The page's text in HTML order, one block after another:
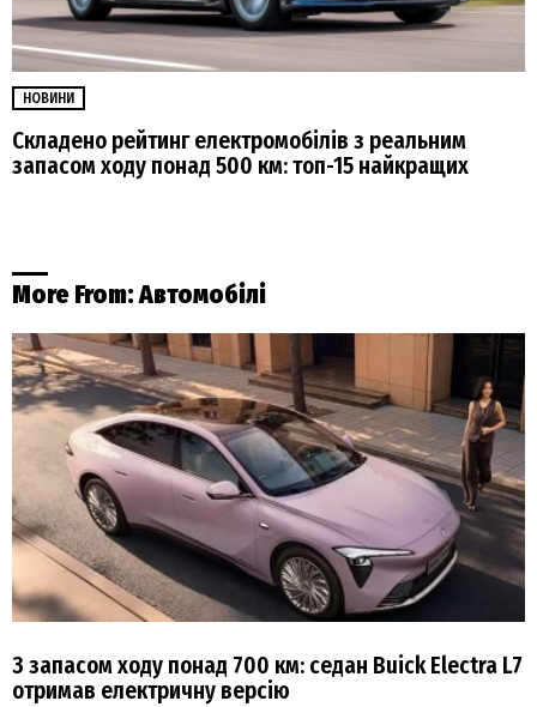
НОВИНИ
Складено рейтинг електромобілів з реальним
запасом ходу понад 500 км: топ-15 найкращих
More From:Автомобілі
З запасом ходу понад 700 км: седан Buick Electra L7
отримав електричну версію